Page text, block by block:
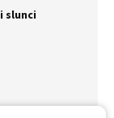
slunci